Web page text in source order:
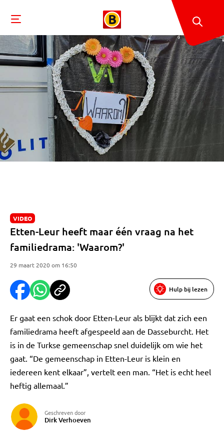
VIDEO
Etten-Leur heeft maar één vraag na het
familiedrama: 'Waarom?'
29 maart 2020 om 16:50
Hulp bij lezen
Er gaat een schok door Etten-Leur als blijkt dat zich een
familiedrama heeft afgespeeld aan de Dasseburcht. Het
is in de Turkse gemeenschap snel duidelijk om wie het
gaat. “De gemeenschap in Etten-Leur is klein en
iedereen kent elkaar”, vertelt een man. “Het is echt heel
heftig allemaal.”
Geschreven door
Dirk Verhoeven